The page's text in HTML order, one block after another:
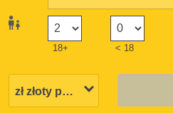
18+ < 18